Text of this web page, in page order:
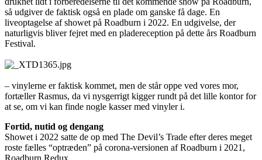
så udgiver de faktisk også en plade om ganske få dage. En
liveoptagelse af showet på Roadburn i 2022. En udgivelse, der
naturligvis bliver fejret med en pladereception på dette års Roadburn
Festival.
– vinylerne er faktisk kommet, men de står oppe ved vores mor,
fortæller Rasmus, da vi nysgerrigt kigger rundt på det lille kontor for
at se, om vi kan finde nogle kasser med vinyler i.
Fortid, nutid og dengang
Showet i 2022 satte de op med The Devil’s Trade efter deres meget
roste fælles “optræden” på corona-versionen af Roadburn i 2021,
Roadburn Redux.